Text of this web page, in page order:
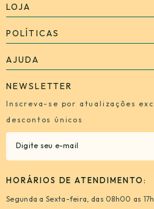
LOJA
POLÍTICAS
AJUDA
NEWSLETTER
Inscreva-se por atualizações
descontos únicos
HORÁRIOS DE ATENDIMENTO:
Segunda a Sexta-feira, das 08h00 as